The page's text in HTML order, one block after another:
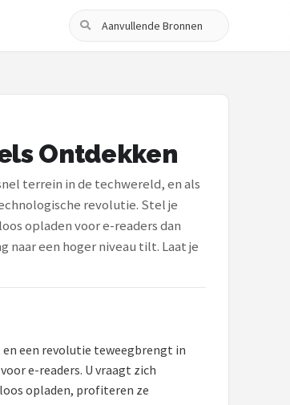
Zoeken
Ontdekken
terrein in de techwereld, en als
revolutie. Stel je
opladen voor e-readers dan
naar een hoger niveau tilt. Laat je
een revolutie teweegbrengt in
e-readers. U vraagt zich
opladen, profiteren ze